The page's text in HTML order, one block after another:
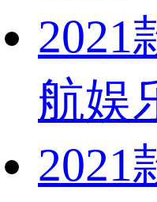
航娱